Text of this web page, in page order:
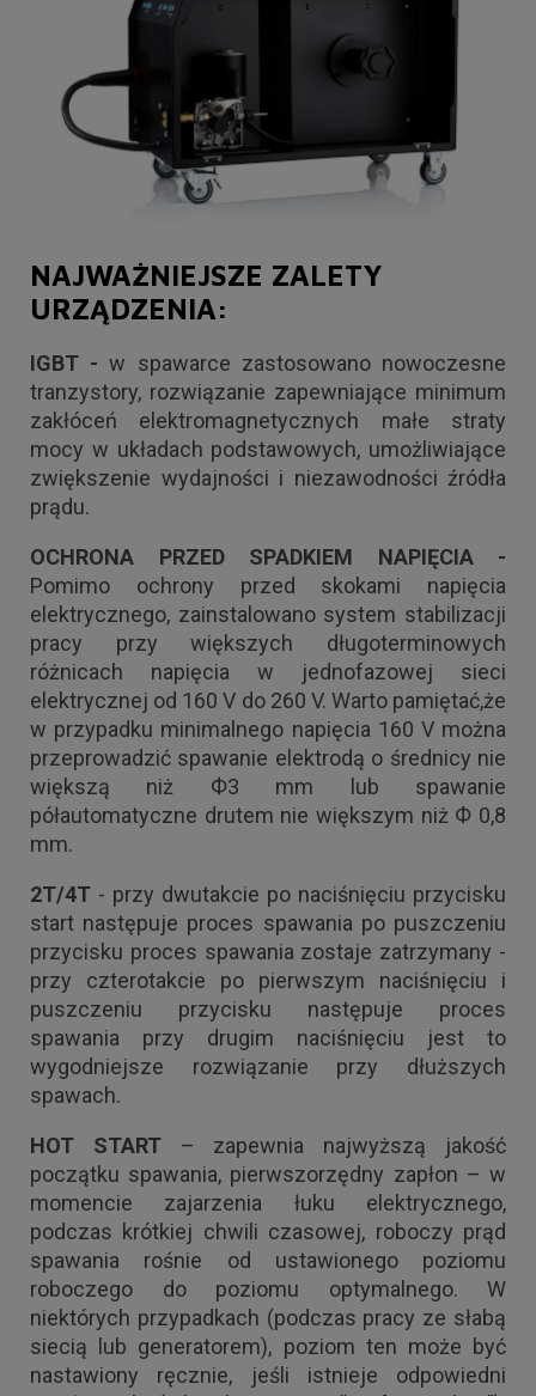
NAJWAŻNIEJSZE ZALETY
URZĄDZENIA:
IGBT -w spawarce zastosowano nowoczesne
tranzystory, rozwiązanie zapewniające minimum
zakłóceń elektromagnetycznych małe straty
mocy w układach podstawowych, umożliwiające
zwiększenie wydajności i niezawodności źródła
prądu.
OCHRONA PRZED SPADKIEM NAPIĘCIA -
Pomimo ochrony przed skokami napięcia
elektrycznego, zainstalowano system stabilizacji
pracy przy większych długoterminowych
różnicach napięcia w jednofazowej sieci
elektrycznej od 160 V do 260 V. Warto pamiętać,że
w przypadku minimalnego napięcia 160 V można
przeprowadzić spawanie elektrodą o średnicy nie
większą niż Ф3 mm lub spawanie
półautomatyczne drutem nie większym niż Ф 0,8
mm.
2T/4T - przy dwutakcie po naciśnięciu przycisku
start następuje proces spawania po puszczeniu
przycisku proces spawania zostaje zatrzymany -
przy czterotakcie po pierwszym naciśnięciu i
puszczeniu przycisku następuje proces
spawania przy drugim naciśnięciu jest to
wygodniejsze rozwiązanie przy dłuższych
spawach.
HOT START– zapewnia najwyższą jakość
początku spawania, pierwszorzędny zapłon – w
momencie zajarzenia łuku elektrycznego,
podczas krótkiej chwili czasowej, roboczy prąd
spawania rośnie od ustawionego poziomu
roboczego do poziomu optymalnego. W
niektórych przypadkach (podczas pracy ze słabą
siecią lub generatorem), poziom ten może być
nastawiony ręcznie, jeśli istnieje odpowiedni